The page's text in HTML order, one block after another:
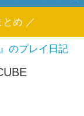
め ／
のプレイ日記